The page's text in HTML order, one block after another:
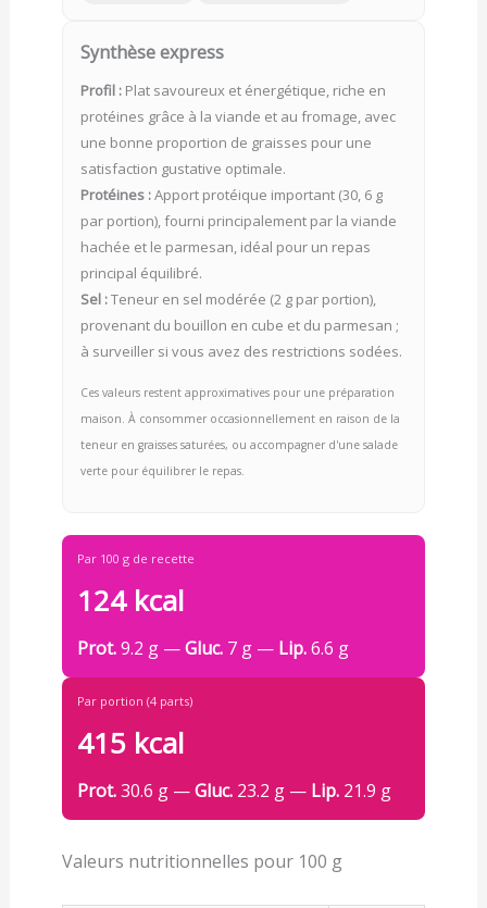
Synthèse express
Profil :Plat savoureux et énergétique, riche en
protéines grâce à la viande et au fromage, avec
une bonne proportion de graisses pour une
satisfaction gustative optimale.
Protéines :Apport protéique important (30, 6 g
par portion), fourni principalement par la viande
hachée et le parmesan, idéal pour un repas
principal équilibré.
Sel :Teneur en sel modérée (2 g par portion),
provenant du bouillon en cube et du parmesan ;
à surveiller si vous avez des restrictions sodées.
Ces valeurs restent approximatives pour une préparation
maison. À consommer occasionnellement en raison de la
teneur en graisses saturées, ou accompagner d'une salade
verte pour équilibrer le repas.
Par 100 g de recette
124 kcal
Prot.9.2 g —Gluc.7 g — Lip.6.6 g
Par portion (4 parts)
415 kcal
Prot.30.6 g —Gluc.23.2 g — Lip.21.9 g
Valeurs nutritionnelles pour 100 g